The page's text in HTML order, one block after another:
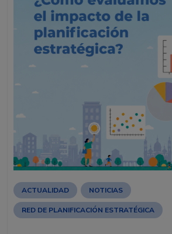
ACTUALIDAD NOTICIAS
RED DE PLANIFICACIÓN ESTRATÉGICA